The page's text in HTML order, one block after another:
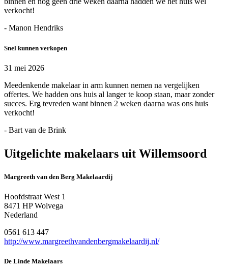
verkocht!
- Manon Hendriks
Snel kunnen verkopen
31 mei 2026
Meedenkende makelaar in arm kunnen nemen na vergelijken
offertes. We hadden ons huis al langer te koop staan, maar zonder
succes. Erg tevreden want binnen 2 weken daarna was ons huis
verkocht!
- Bart van de Brink
Uitgelichte makelaars uit Willemsoord
Margreeth van den Berg Makelaardij
Hoofdstraat West 1
8471 HP Wolvega
Nederland
0561 613 447
http://www.margreethvandenbergmakelaardij.nl/
De Linde Makelaars